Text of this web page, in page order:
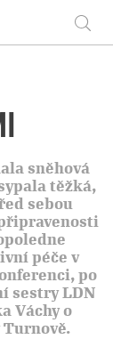
sněhová
těžká,
sebou
péče v
po
sestry LDN
Váchy o
Turnově.